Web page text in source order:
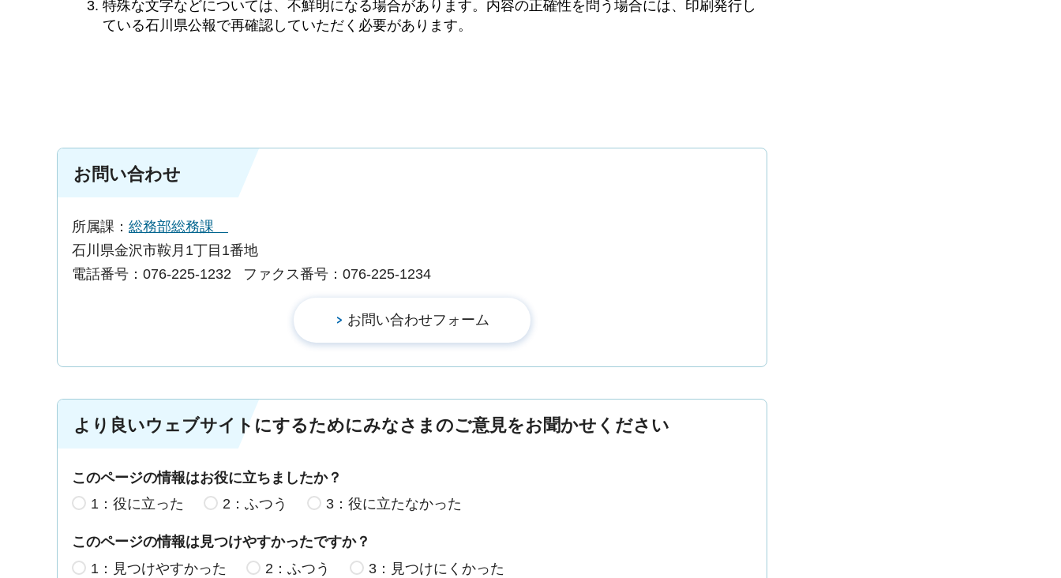
特殊な文字などについては、不鮮明になる場合があります。内容の正確性を問う場合には、印刷発行し
ている石川県公報で再確認していただく必要があります。
お問い合わせ
所属課： 総務部総務課
石川県金沢市鞍月1丁目1番地
電話番号：076-225-1232
ファクス番号：076-225-1234
より良いウェブサイトにするためにみなさまのご意見をお聞かせください
このページの情報はお役に立ちましたか？
1：役に立った
2：ふつう 3：役に立たなかった
このページの情報は見つけやすかったですか？
1：見つけやすかった
2：ふつう 3：見つけにくかった